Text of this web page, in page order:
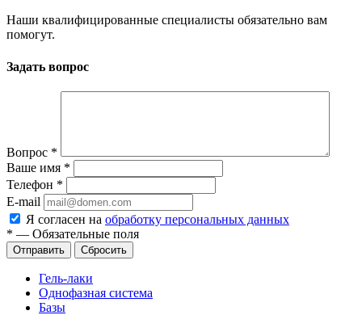
Наши квалифицированные специалисты обязательно вам
помогут.
Задать вопрос
Вопрос *
Ваше имя *
Телефон *
E-mail
Я согласен на обработку персональных данных
* — Обязательные поля
Сбросить
Гель-лаки
Однофазная система
Базы